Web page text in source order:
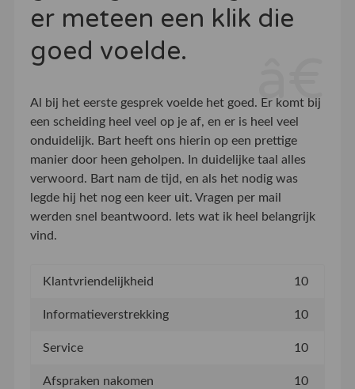
er meteen een klik die
goed voelde.
Al bij het eerste gesprek voelde het goed. Er komt bij
een scheiding heel veel op je af, en er is heel veel
onduidelijk. Bart heeft ons hierin op een prettige
manier door heen geholpen. In duidelijke taal alles
verwoord. Bart nam de tijd, en als het nodig was
legde hij het nog een keer uit. Vragen per mail
werden snel beantwoord. Iets wat ik heel belangrijk
vind.
Klantvriendelijkheid 10
Informatieverstrekking 10
Service 10
Afspraken nakomen 10